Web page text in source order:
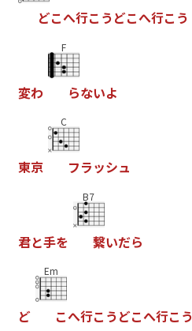
どこへ行こ う どこへ行こ う
変わ
F
らないよ
東京
C
フラッシュ
君と手を
B7
繋いだら
ど
Em
こへ行こ う どこへ行こ う